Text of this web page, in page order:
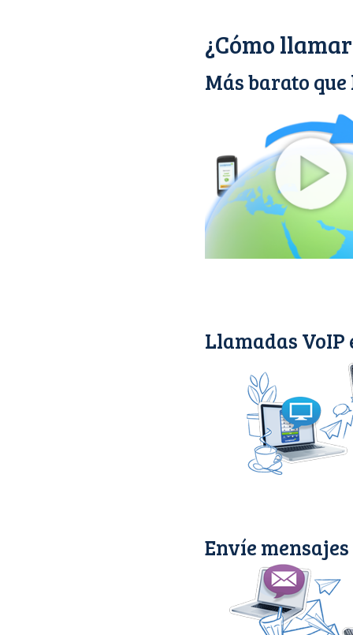
¿Cómo
Más barato
Llamadas VoIP
Envíe